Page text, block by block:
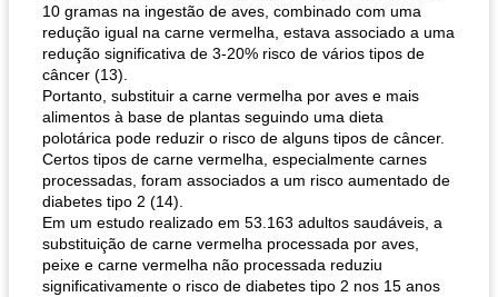
10 gramas na ingestão de aves, combinado com uma
redução igual na carne vermelha, estava associado a uma
redução significativa de 3-20% risco de vários tipos de
câncer (13).
Portanto, substituir a carne vermelha por aves e mais
alimentos à base de plantas seguindo uma dieta
polotárica pode reduzir o risco de alguns tipos de câncer.
Certos tipos de carne vermelha, especialmente carnes
processadas, foram associados a um risco aumentado de
diabetes tipo 2 (14).
Em um estudo realizado em 53.163 adultos saudáveis, a
substituição de carne vermelha processada por aves,
peixe e carne vermelha não processada reduziu
significativamente o risco de diabetes tipo 2 nos 15 anos